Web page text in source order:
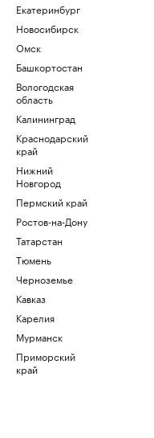
Екатеринбург
Новосибирск
Омск
Башкортостан
Вологодская
область
Калининград
Краснодарский
край
Нижний
Новгород
Пермский край
Ростов-на-Дону
Татарстан
Тюмень
Черноземье
Кавказ
Карелия
Мурманск
Приморский
край